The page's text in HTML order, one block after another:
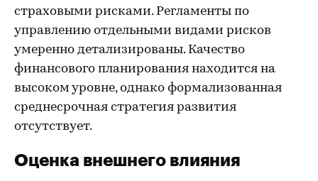
страховыми рисками. Регламенты по
управлению отдельными видами рисков
умеренно детализированы. Качество
финансового планирования находится на
высоком уровне, однако формализованная
среднесрочная стратегия развития
отсутствует.
Оценка внешнего влияния